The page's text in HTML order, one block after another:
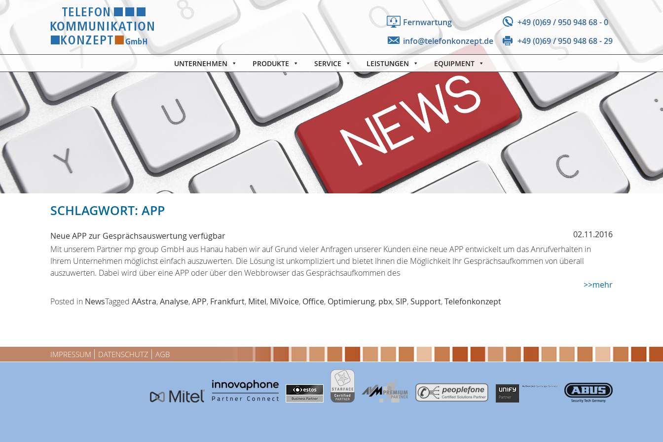
Fernwartung
info@telefonkonzept.de
+49 (0)69 / 950 948 68 - 0
+49 (0)69 / 950 948 68 - 29
UNTERNEHMEN PRODUKTE SERVICE LEISTUNGEN EQUIPMENT
SCHLAGWORT: APP
Neue APP zur Gesprächsauswertung verfügbar
02.11.2016
Mit unserem Partner mp group GmbH aus Hanau haben wir auf Grund vieler Anfragen unserer Kunden eine neue APP entwickelt um das Anrufverhalten in
Ihrem Unternehmen möglichst einfach auszuwerten. Die Lösung ist unkompliziert und bietet Ihnen die Möglichkeit Ihr Gesprächsaufkommen von überall
auszuwerten. Dabei wird über eine APP oder über den Webbrowser das Gesprächsaufkommen des
>>mehr
Posted in NewsTagged AAstra,Analyse,APP, Frankfurt, Mitel, MiVoice, Office, Optimierung, pbx,SIP,Support,Telefonkonzept
IMPRESSUM DATENSCHUTZ AGB